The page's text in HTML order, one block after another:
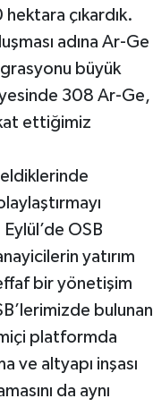
çıkardık.
adına Ar-Ge
büyük
308 Ar-Ge,
ettiğimiz
OSB
yatırım
bir yönetişim
bulunan
platformda
ve altyapı inşası
da aynı